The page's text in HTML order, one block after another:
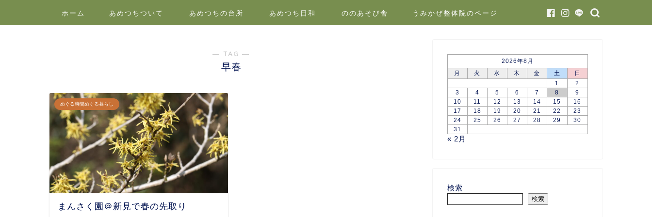
ホーム あめつちついて あめつちの台所 あめつち日和 ののあそび舎 うみかぜ整体院のページ
― TAG ―
早春
めぐる時間めぐる暮らし
まんさく園＠新見で春の先取り
2026年8月
月
火 水 木 金 土
日
1
2
3
4 5 6 7 8
9
10
11 12 13 14 15
16
17
18 19 20 21 22
23
24
25 26 27 28 29
30
31
« 2月
検索
検索